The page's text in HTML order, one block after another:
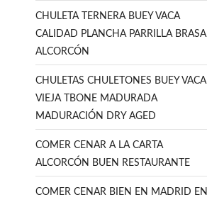
CHULETA TERNERA BUEY VACA
CALIDAD PLANCHA PARRILLA BRASA
ALCORCÓN
CHULETAS CHULETONES BUEY VACA
VIEJA TBONE MADURADA
MADURACIÓN DRY AGED
COMER CENAR A LA CARTA
ALCORCÓN BUEN RESTAURANTE
COMER CENAR BIEN EN MADRID EN